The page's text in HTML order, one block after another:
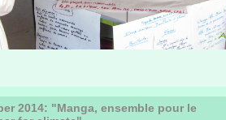
2014: "Manga, ensemble pour le